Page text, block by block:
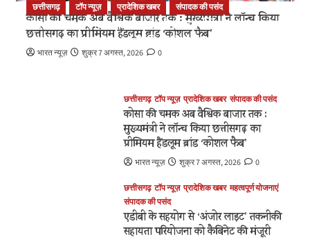
कोसा की चमक अब वैश्विक बाजार तक : मुख्यमंत्री ने लॉन्च किया
छत्तीसगढ़ का प्रीमियम हैंडलूम ब्रांड ‘कोशल फैब’
भारत न्यूज़ शुक्र 7 अगस्त, 2026 0
छत्तीसगढ़ टॉप न्यूज़ प्रादेशिक खबर संपादक की पसंद
सेन समाज सनातन परंपराओं और सामाजिक समरसता का
मजबूत आधार : मुख्यमंत्री विष्णु देव साय
छत्तीसगढ़ टॉप न्यूज़ प्रादेशिक खबर संपादक की पसंद
कोसा की चमक अब वैश्विक बाजार तक :
मुख्यमंत्री ने लॉन्च किया छत्तीसगढ़ का
प्रीमियम हैंडलूम ब्रांड ‘कोशल फैब’
भारत न्यूज़ शुक्र 7 अगस्त, 2026 0
छत्तीसगढ़ टॉप न्यूज़ प्रादेशिक खबर महत्वपूर्ण योजनाएं
संपादक की पसंद
एडीबी के सहयोग से ‘अंजोर लाइट’ तकनीकी
सहायता परियोजना को कैबिनेट की मंजूरी